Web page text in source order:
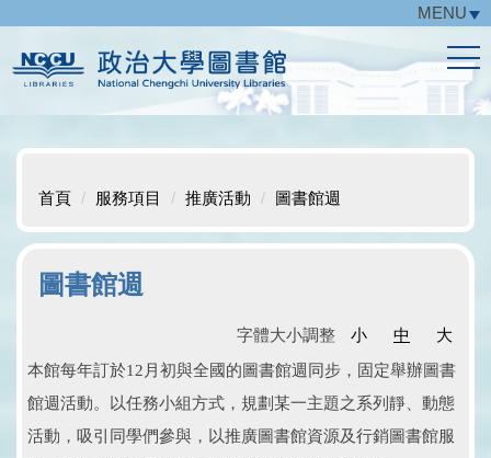
主
要
區
MENU
首頁 服務項目 推廣活動 圖書館週
圖書館週
字體大小調整 小 中 大
本館每年訂於12月初與全國的圖書館週同步，固定舉辦圖書
館週活動。以任務小組方式，規劃某一主題之系列靜、動態
活動，吸引同學們參與，以推廣圖書館資源及行銷圖書館服